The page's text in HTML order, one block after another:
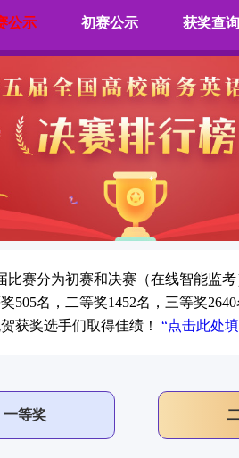
公示 初赛公示 获奖查询
赛分为初赛和决赛（在线智能监
名，二等奖1452名，三等奖
获奖选手们取得佳绩！ “点击此处
一等奖